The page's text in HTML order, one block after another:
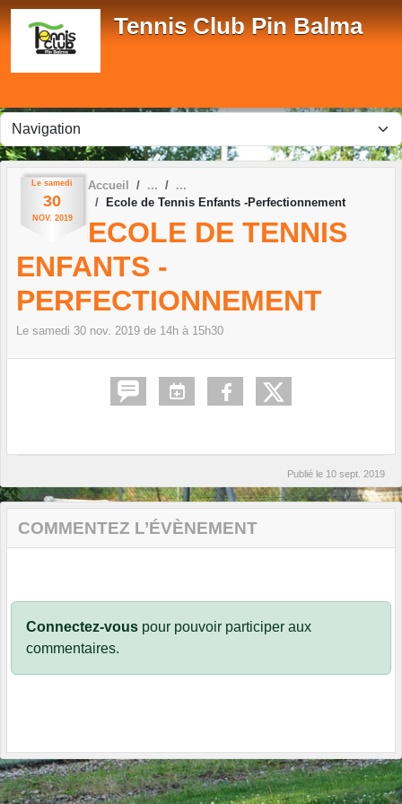
Tennis Club Pin Balma
Le samedi
30
NOV. 2019
Accueil
Ecole de Tennis Enfants -Perfectionnement
ECOLE DE TENNIS
ENFANTS -
PERFECTIONNEMENT
Le samedi 30 nov. 2019 de 14h à 15h30
Publié le 10 sept. 2019
COMMENTEZ L’ÉVÈNEMENT
Connectez-vous pour pouvoir participer aux
commentaires.
Panneau de gestion des cookies